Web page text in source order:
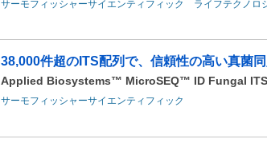
サーモフィッシャーサイエンティフィック ライフテクノロ
38,000件超のITS配列で、信頼性の高い真菌
Applied Biosystems™ MicroSEQ™ ID Fungal
サーモフィッシャーサイエンティフィック